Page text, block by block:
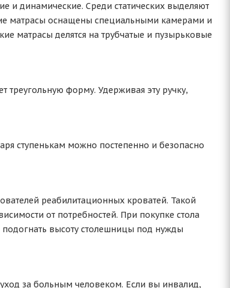
и динамические. Среди статических выделяют
матрасы оснащены специальными камерами и
матрасы делятся на трубчатые и пузырьковые
треугольную форму. Удерживая эту ручку,
ступенькам можно постепенно и безопасно
реабилитационных кроватей. Такой
от потребностей. При покупке стола
высоту столешницы под нужды
за больным человеком. Если вы инвалид,